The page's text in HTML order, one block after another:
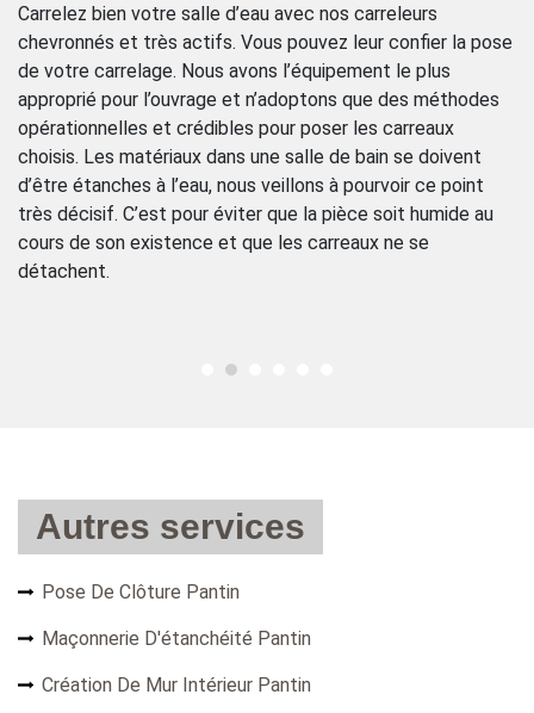
Carrelez bien votre salle d’eau avec nos carreleurs
chevronnés et très actifs. Vous pouvez leur confier la pose
de votre carrelage. Nous avons l’équipement le plus
approprié pour l’ouvrage et n’adoptons que des méthodes
opérationnelles et crédibles pour poser les carreaux
choisis. Les matériaux dans une salle de bain se doivent
d’être étanches à l’eau, nous veillons à pourvoir ce point
très décisif. C’est pour éviter que la pièce soit humide au
cours de son existence et que les carreaux ne se
détachent.
Autres services
Pose De Clôture Pantin
Maçonnerie D'étanchéité Pantin
Création De Mur Intérieur Pantin